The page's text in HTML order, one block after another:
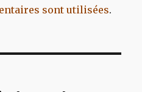
sont utilisées.